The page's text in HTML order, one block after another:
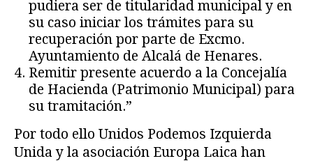
pudiera ser de titularidad municipal y en
su caso iniciar los trámites para su
recuperación por parte de Excmo.
Ayuntamiento de Alcalá de Henares.
Remitir presente acuerdo a la Concejalía
de Hacienda (Patrimonio Municipal) para
su tramitación.”
Por todo ello Unidos Podemos Izquierda
Unida y la asociación Europa Laica han